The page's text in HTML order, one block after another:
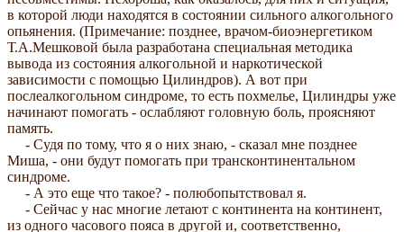
в которой люди находятся в состоянии сильного алкогольного
опьянения. (Примечание: позднее, врачом-биоэнергетиком
Т.А.Мешковой была разработана специальная методика
вывода из состояния алкогольной и наркотической
зависимости с помощью Цилиндров). А вот при
послеалкогольном синдроме, то есть похмелье, Цилиндры уже
начинают помогать - ослабляют головную боль, проясняют
память.
- Судя по тому, что я о них знаю, - сказал мне позднее
Миша, - они будут помогать при трансконтинентальном
синдроме.
- А это еще что такое? - полюбопытствовал я.
- Сейчас у нас многие летают с континента на континент,
из одного часового пояса в другой и, соответственно,